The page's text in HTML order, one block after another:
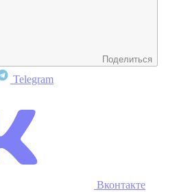
Поделиться
Telegram
Вконтакте